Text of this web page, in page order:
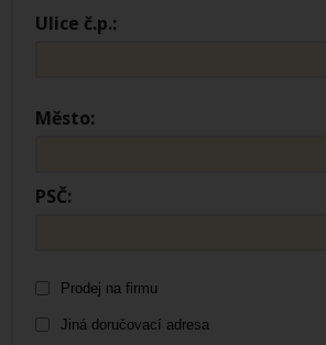
Ulice č.p.:
Město:
PSČ:
Prodej na firmu
Jiná doručovací adresa